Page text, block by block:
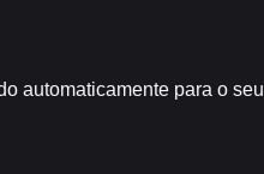
automaticamente para o seu